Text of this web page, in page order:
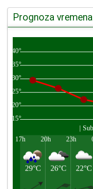
Prognoza vremena